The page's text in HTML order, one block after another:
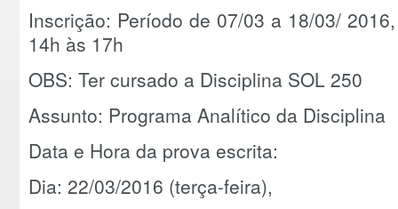
Inscrição: Período de 07/03 a 18/03/
14h às 17h
OBS: Ter cursado a Disciplina SOL 250
Assunto: Programa Analítico da Disciplina
Data e Hora da prova escrita:
Dia: 22/03/2016 (terça-feira),